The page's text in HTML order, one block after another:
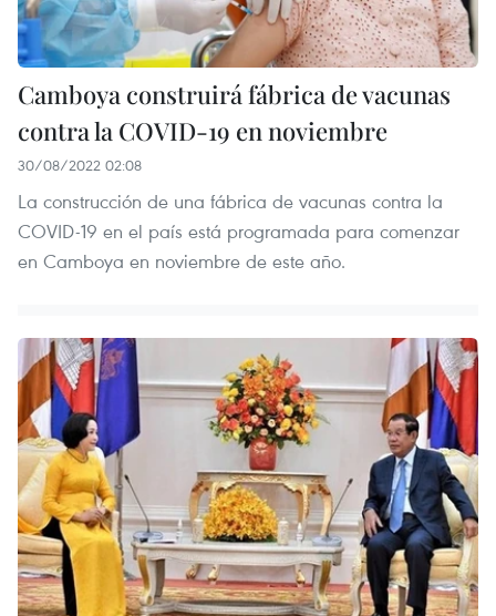
Camboya construirá fábrica de vacunas
contra la COVID-19 en noviembre
30/08/2022 02:08
La construcción de una fábrica de vacunas contra la
COVID-19 en el país está programada para comenzar
en Camboya en noviembre de este año.